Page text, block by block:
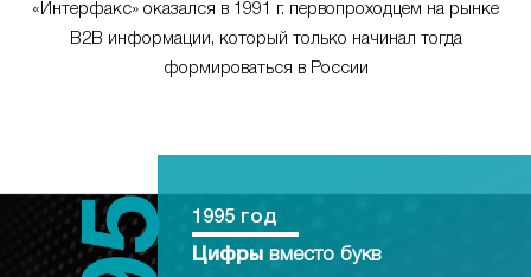
«Интерфакс» оказался в 1991 г. первопроходцем на рынке
B2B информации, который только начинал тогда
формироваться в России
1995 год
Цифры вместо букв